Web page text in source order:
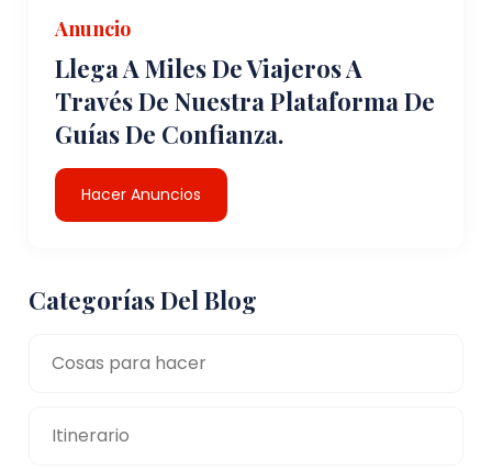
Anuncio
Llega A Miles De Viajeros A
Través De Nuestra Plataforma De
Guías De Confianza.
Hacer Anuncios
Categorías Del Blog
Cosas para hacer
Itinerario